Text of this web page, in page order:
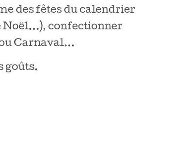
des fêtes du calendrier
Noël…), confectionner
Carnaval…
goûts.